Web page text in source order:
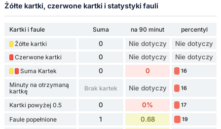
Żółte kartki, czerwone kartki i statystyki fauli
Kartki i faule Suma na 90 minut
percentyl
Żółte kartki
0 Nie dotyczy Nie dotyczy
Czerwone kartki 0 Nie dotyczy Nie dotyczy
Suma Kartek 0 0 16
Minuty na otrzymaną
kartkę
Brak kartek Nie dotyczy 16
Kartki powyżej 0.5 0 0% 17
Faule popełnione 1 0.68 19